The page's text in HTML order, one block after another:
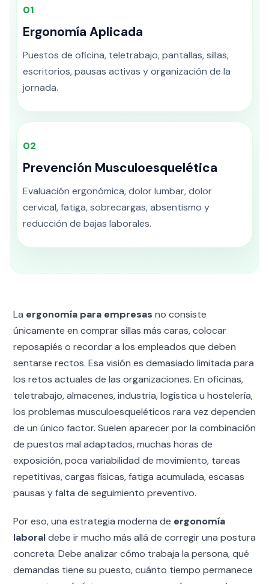
01
Ergonomía Aplicada
Puestos de oficina, teletrabajo, pantallas, sillas,
escritorios, pausas activas y organización de la
jornada.
02
Prevención Musculoesquelética
Evaluación ergonómica, dolor lumbar, dolor
cervical, fatiga, sobrecargas, absentismo y
reducción de bajas laborales.
La ergonomía para empresas no consiste
únicamente en comprar sillas más caras, colocar
reposapiés o recordar a los empleados que deben
sentarse rectos. Esa visión es demasiado limitada para
los retos actuales de las organizaciones. En oficinas,
teletrabajo, almacenes, industria, logística u hostelería,
los problemas musculoesqueléticos rara vez dependen
de un único factor. Suelen aparecer por la combinación
de puestos mal adaptados, muchas horas de
exposición, poca variabilidad de movimiento, tareas
repetitivas, cargas físicas, fatiga acumulada, escasas
pausas y falta de seguimiento preventivo.
Por eso, una estrategia moderna de ergonomía
laboraldebe ir mucho más allá de corregir una postura
concreta. Debe analizar cómo trabaja la persona, qué
demandas tiene su puesto, cuánto tiempo permanece